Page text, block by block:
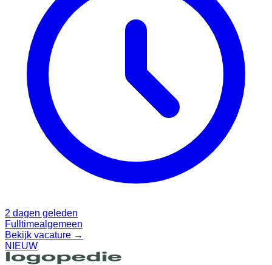
2 dagen geleden
Fulltimealgemeen
Bekijk vacature →
NIEUW